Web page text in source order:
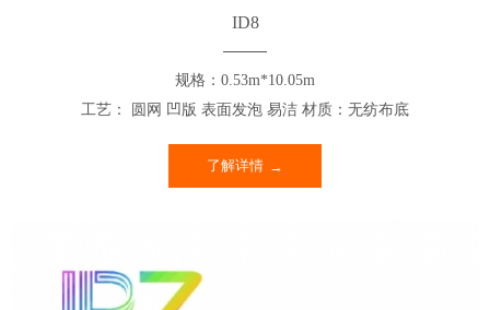
ID8
规格：0.53m*10.05m
工艺： 圆网 凹版 表面发泡 易洁 材质：无纺布底
了解详情